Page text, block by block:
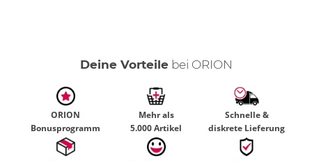
Deine Vorteilebei ORION
ORION
Bonusprogramm
Mehr als
5.000 Artikel
Schnelle &
diskrete Lieferung